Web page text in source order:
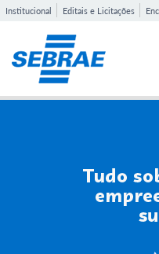
Institucional Editais e Licitações